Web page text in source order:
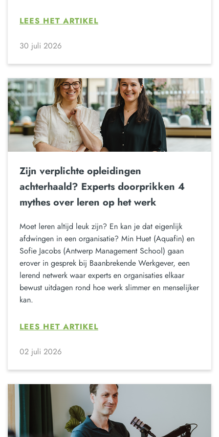
LEES HET ARTIKEL
30 juli 2026
Zijn verplichte opleidingen
achterhaald? Experts doorprikken 4
mythes over leren op het werk
Moet leren altijd leuk zijn? En kan je dat eigenlijk
afdwingen in een organisatie? Min Huet (Aquafin) en
Sofie Jacobs (Antwerp Management School) gaan
erover in gesprek bij Baanbrekende Werkgever, een
lerend netwerk waar experts en organisaties elkaar
bewust uitdagen rond hoe werk slimmer en menselijker
kan.
LEES HET ARTIKEL
02 juli 2026